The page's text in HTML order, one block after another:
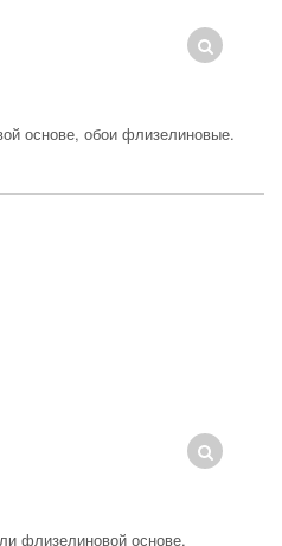
основе, обои флизелиновые.
флизелиновой основе.